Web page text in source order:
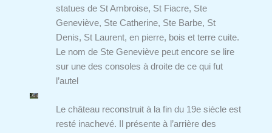
statues de St Ambroise, St Fiacre, Ste
Geneviève, Ste Catherine, Ste Barbe, St
Denis, St Laurent, en pierre, bois et terre cuite.
Le nom de Ste Geneviève peut encore se lire
sur une des consoles à droite de ce qui fut
l’autel
Le château reconstruit à la fin du 19e siècle est
resté inachevé. Il présente à l’arrière des